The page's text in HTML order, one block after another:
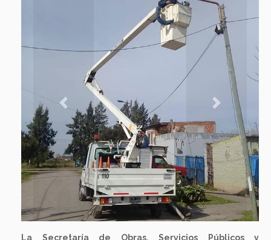
Previous Next
La Secretaría de Obras, Servicios Públicos y